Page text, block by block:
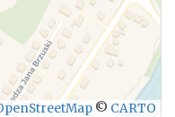
© CARTO